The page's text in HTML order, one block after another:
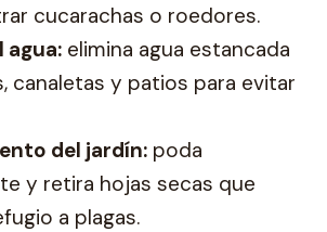
cucarachas o roedores.
agua: elimina agua estancada
canaletas y patios para evitar
del jardín: poda
y retira hojas secas que
a plagas.